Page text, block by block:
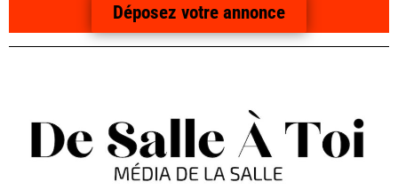
Déposez votre annonce